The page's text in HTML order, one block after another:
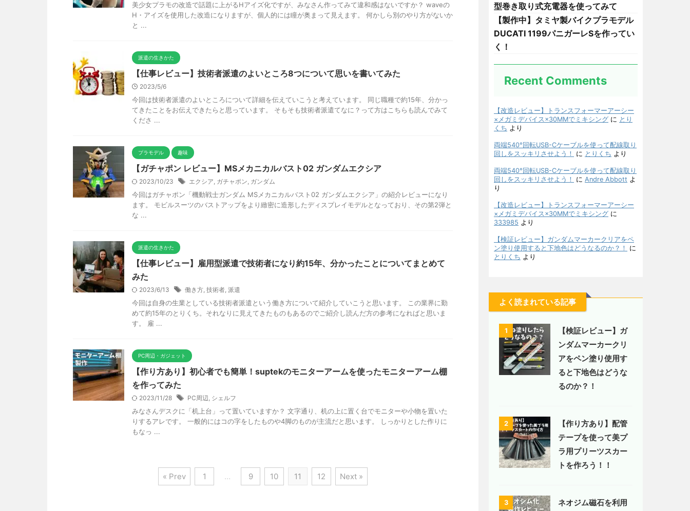
美少女プラモの改造で話題に上がるHアイズ化ですが、みなさん作ってみて違和感はないですか？ waveの
H・アイズを使用した改造になりますが、個人的には瞳が奥まって見えます。 何かしら別のやり方がないか
と ...
派遣の生きかた
【仕事レビュー】技術者派遣のよいところ8つについて思いを書いてみた
2023/5/6
今回は技術者派遣のよいところについて詳細を伝えていこうと考えています。 同じ職種で約15年、分かっ
てきたことをお伝えできたらと思っています。 そもそも技術者派遣てなに？って方はこちらも読んでみて
くださ ...
プラモデル 趣味
【ガチャポン レビュー】MSメカニカルバスト02 ガンダムエクシア
2023/10/23 エクシア, ガチャポン, ガンダム
今回はガチャポン「機動戦士ガンダム MSメカニカルバスト02 ガンダムエクシア」の紹介レビューになり
ます。 モビルスーツのバストアップをより緻密に造形したディスプレイモデルとなっており、その第2弾と
な ...
派遣の生きかた
【仕事レビュー】雇用型派遣で技術者になり約15年、分かったことについてまとめて
みた
2023/6/13 働き方, 技術者, 派遣
今回は自身の生業としている技術者派遣という働き方について紹介していこうと思います。 この業界に勤
めて約15年のとりくち。それなりに見えてきたものもあるのでご紹介し読んだ方の参考になればと思いま
す。 雇 ...
PC周辺・ガジェット
【作り方あり】初心者でも簡単！suptekのモニターアームを使ったモニターアーム棚
を作ってみた
2023/11/28 PC周辺, シェルフ
みなさんデスクに「机上台」って置いていますか？ 文字通り、机の上に置く台でモニターや小物を置いた
りするアレです。 一般的にはコの字をしたものや4脚のものが主流だと思います。 しっかりとした作りに
もなっ ...
« Prev 1 … 9 10 11 12 Next »
型巻き取り式充電器を使ってみて
【製作中】タミヤ製バイクプラモデル
DUCATI 1199パニガーレSを作ってい
く！
Recent Comments
【改造レビュー】トランスフォーマーアーシー
×メガミデバイス×30MMでミキシング に とり
くち より
両端540°回転USB-Cケーブルを使って配線取り
回しをスッキリさせよう！
に とりくち より
両端540°回転USB-Cケーブルを使って配線取り
回しをスッキリさせよう！
に Andre Abbott よ
り
【改造レビュー】トランスフォーマーアーシー
×メガミデバイス×30MMでミキシング に
333985 より
【検証レビュー】ガンダムマーカークリアをペ
ン塗り使用すると下地色はどうなるのか？！
に
とりくち より
よく読まれている記事
1
【検証レビュー】ガ
ンダムマーカークリ
アをペン塗り使用す
ると下地色はどうな
るのか？！
2
【作り方あり】配管
テープを使って美プ
ラ用プリーツスカー
トを作ろう！！
3
ネオジム磁石を利用